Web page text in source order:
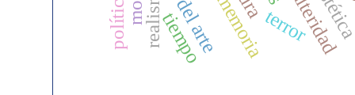
terror
realismo alteridad
política memoria
tiempo